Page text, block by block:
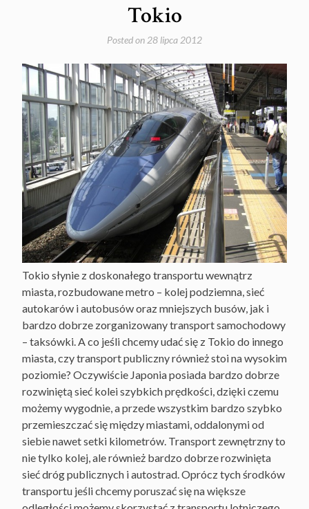
Tokio
Posted on 28 lipca 2012
Tokio słynie z doskonałego transportu wewnątrz
miasta, rozbudowane metro – kolej podziemna, sieć
autokarów i autobusów oraz mniejszych busów, jak i
bardzo dobrze zorganizowany transport samochodowy
– taksówki. A co jeśli chcemy udać się z Tokio do innego
miasta, czy transport publiczny również stoi na wysokim
poziomie? Oczywiście Japonia posiada bardzo dobrze
rozwiniętą sieć kolei szybkich prędkości, dzięki czemu
możemy wygodnie, a przede wszystkim bardzo szybko
przemieszczać się między miastami, oddalonymi od
siebie nawet setki kilometrów. Transport zewnętrzny to
nie tylko kolej, ale również bardzo dobrze rozwinięta
sieć dróg publicznych i autostrad. Oprócz tych środków
transportu jeśli chcemy poruszać się na większe